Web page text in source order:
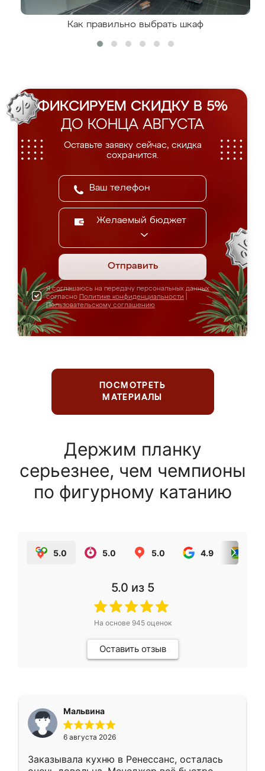
Как правильно выбрать шкаф
ФИКСИРУЕМ СКИДКУ В 5%
ДО КОНЦА АВГУСТА
Оставьте заявку сейчас, скидка
сохранится.
Желаемый бюджет
Отправить
Я соглашаюсь на передачу персональных данных
согласно Политике конфиденциальности
Пользовательскому соглашению
ПОСМОТРЕТЬ
МАТЕРИАЛЫ
Держим планку
серьезнее, чем чемпионы
по фигурному катанию
5.0 5.0 5.0 4.9
5.0 из 5
На основе 945оценок
Оставить отзыв
Мальвина
6 августа 2026
Заказывала кухню в Ренессанс, осталась